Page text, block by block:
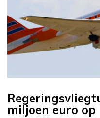
miljoen euro op